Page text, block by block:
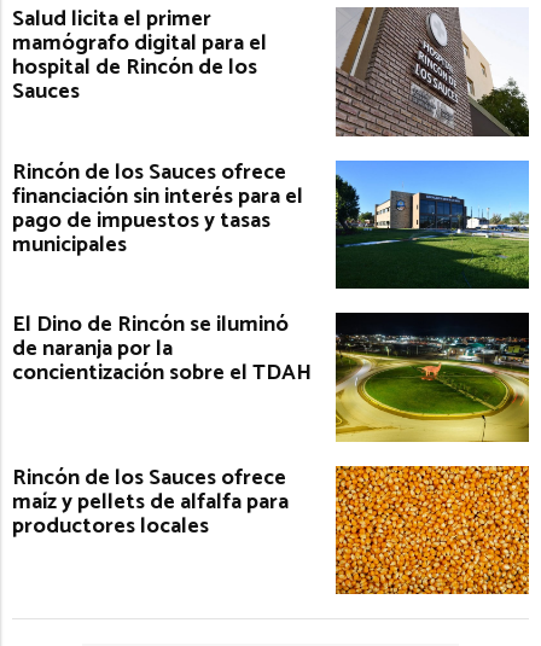
Salud licita el primer
mamógrafo digital para el
hospital de Rincón de los
Sauces
Rincón de los Sauces ofrece
financiación sin interés para el
pago de impuestos y tasas
municipales
El Dino de Rincón se iluminó
de naranja por la
concientización sobre el TDAH
Rincón de los Sauces ofrece
maíz y pellets de alfalfa para
productores locales